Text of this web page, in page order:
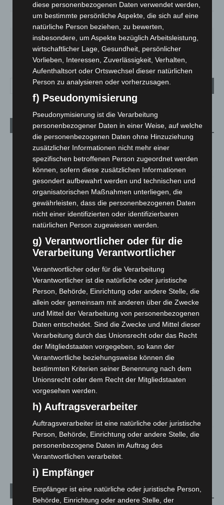
34% 2.6m/s 6%
SA.
26°
SO.
34°
MO.
26°
DI.
23°
MI.
Aktuelle Beiträge
Kunst trifft Weingenuss: Barbara-Susann Mehring zeigt ihre
Werke im Jacques’ Wein-Depot Isernhagen
8. August 2026
A2: Zweite Turbobaustelle startet zwischen Hannover-West
und Bothfeld
8. August 2026
Niedersachsen: Feuerwehrkräfte kehren nach
Waldbrandeinsatz aus Spanien zurück
7. August 2026
Hannover: Erste Tigermücken-Population in Niedersachsen
entdeckt
7. August 2026
Brand im „Haus der Begegnung“ in Neuwarmbüchen schnell
eingedämmt
6. August 2026
Region Hannover: 21 neue Notfallsanitäter starten beim
Mann läuft mit Hockeyschläger über A7 – Polizei sucht
Zeugen
Celle: Mensch stirbt bei Bagger-Unfall auf Baustelle
5. August 2026
Kategorien
diese personenbezogenen Daten verwendet werden,
um bestimmte persönliche Aspekte, die sich auf eine
natürliche Person beziehen, zu bewerten,
insbesondere, um Aspekte bezüglich Arbeitsleistung,
wirtschaftlicher Lage, Gesundheit, persönlicher
Vorlieben, Interessen, Zuverlässigkeit, Verhalten,
Aufenthaltsort oder Ortswechsel dieser natürlichen
Person zu analysieren oder vorherzusagen.
f) Pseudonymisierung
Pseudonymisierung ist die Verarbeitung
personenbezogener Daten in einer Weise, auf welche
die personenbezogenen Daten ohne Hinzuziehung
zusätzlicher Informationen nicht mehr einer
spezifischen betroffenen Person zugeordnet werden
können, sofern diese zusätzlichen Informationen
gesondert aufbewahrt werden und technischen und
organisatorischen Maßnahmen unterliegen, die
gewährleisten, dass die personenbezogenen Daten
nicht einer identifizierten oder identifizierbaren
natürlichen Person zugewiesen werden.
g) Verantwortlicher oder für die
Verarbeitung Verantwortlicher
Verantwortlicher oder für die Verarbeitung
Verantwortlicher ist die natürliche oder juristische
Person, Behörde, Einrichtung oder andere Stelle, die
allein oder gemeinsam mit anderen über die Zwecke
und Mittel der Verarbeitung von personenbezogenen
Daten entscheidet. Sind die Zwecke und Mittel dieser
Verarbeitung durch das Unionsrecht oder das Recht
der Mitgliedstaaten vorgegeben, so kann der
Verantwortliche beziehungsweise können die
bestimmten Kriterien seiner Benennung nach dem
Unionsrecht oder dem Recht der Mitgliedstaaten
vorgesehen werden.
h) Auftragsverarbeiter
Auftragsverarbeiter ist eine natürliche oder juristische
Person, Behörde, Einrichtung oder andere Stelle, die
personenbezogene Daten im Auftrag des
Verantwortlichen verarbeitet.
i) Empfänger
Empfänger ist eine natürliche oder juristische Person,
Behörde, Einrichtung oder andere Stelle, der